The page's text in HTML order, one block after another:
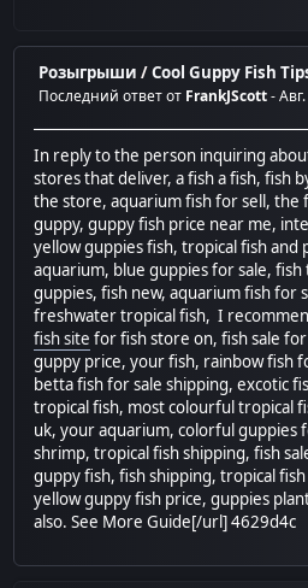
Розыгрыши /Cool Guppy Fish
Последний ответ от FrankJScott-
In reply to the person inquiring
stores that deliver, a fish a fish, fish
the store, aquarium fish for sell, the
guppy, guppy fish price near me,
yellow guppies fish, tropical fish
aquarium, blue guppies for sale,
guppies, fish new, aquarium fish for
freshwater tropical fish, I
fish site for fish store on, fish sale
guppy price, your fish, rainbow fish
betta fish for sale shipping, excotic
tropical fish, most colourful tropical
uk, your aquarium, colorful guppies
shrimp, tropical fish shipping, fish
guppy fish, fish shipping, tropical
yellow guppy fish price, guppies
also. See More Guide[/url] 4629d4c